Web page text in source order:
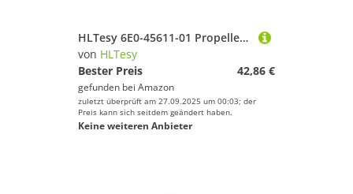
HLTesy 6E0-45611-01 Propellerwelle Geeignet for 2-Takt 4 PS 5 PS Schiffsmotor 6E0-45611 Zubehör Ersatzteile
von HLTesy
Bester Preis
42,86 €
gefunden bei Amazon
zuletzt überprüft am 27.09.2025 um 00:03; der
Preis kann sich seitdem geändert haben.
Keine weiteren Anbieter